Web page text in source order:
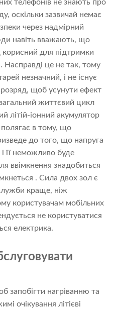
телефонів не знають про
оскільки зазвичай немає
через надмірний
навіть вважають, що
корисний для підтримки
Насправді це не так, тому
незначний, і не існує
щоб усунути ефект
життєвий цикл
літій-іонний акумулятор
в тому, що
до того, що напруга
її неможливо буде
ввімкнення знадобиться
. Сила двох зол є
краще, ніж
користувачам мобільних
не користуватися
електрика.
запобігти нагріванню та
очікування літієві